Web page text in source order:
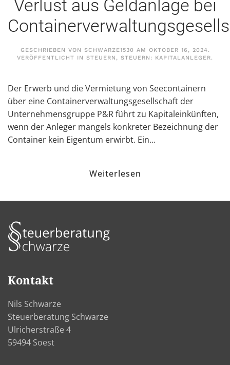
Verlust aus Geldanlage bei
GESCHRIEBEN VON SCHWARZE1530 AM OKTOBER 16, 2024.
VERÖFFENTLICHT IN STEUERN , STEUERN: KAPITALANLEGER.
Der Erwerb und die Vermietung von Seecontainern
über eine Containerverwaltungsgesellschaft der
Unternehmensgruppe P&R führt zu Kapitaleinkünften,
wenn der Anleger mangels konkreter Bezeichnung der
Container kein Eigentum erwirbt. Ein...
Weiterlesen
Kontakt
Nils Schwarze
Steuerberatung Schwarze
Ulricherstraße 4
59494 Soest